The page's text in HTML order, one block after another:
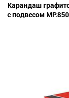
Карандаш
с подвесом